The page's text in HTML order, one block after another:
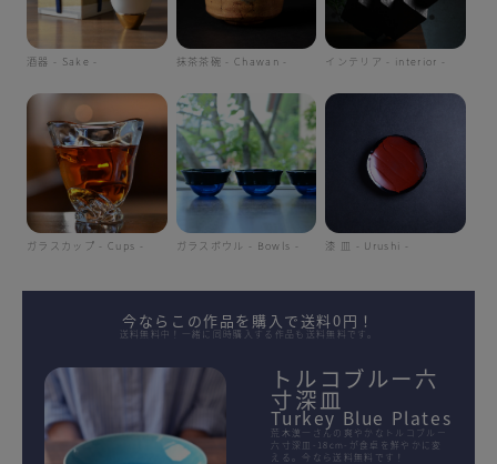
酒器 - Sake - 抹茶茶碗 - Chawan - インテリア - interior -
ガラスカップ - Cups - ガラスボウル - Bowls - 漆 皿 - Urushi -
今ならこの作品を購入で送料0円！
送料無料中！一緒に同時購入する作品も送料無料です。
トルコブルー六
寸深皿
Turkey Blue Plates
荒木漢一さんの爽やかなトルコブルー
六寸深皿-18cm-が食卓を鮮やかに変
える。今なら送料無料です！